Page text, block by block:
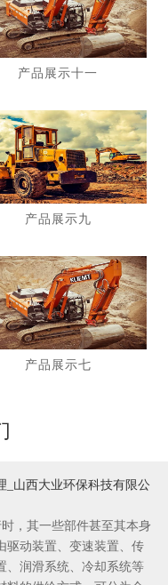
产品展示十一
产品展示九
产品展示七
_山西大业环保科技有限公
其一些部件甚至其本身
驱动装置、变速装置、传
、润滑系统、冷却系统等